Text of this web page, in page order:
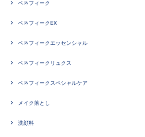
ベネフィーク
ベネフィークEX
ベネフィークエッセンシャル
ベネフィークリュクス
ベネフィークスペシャルケア
メイク落とし
洗顔料